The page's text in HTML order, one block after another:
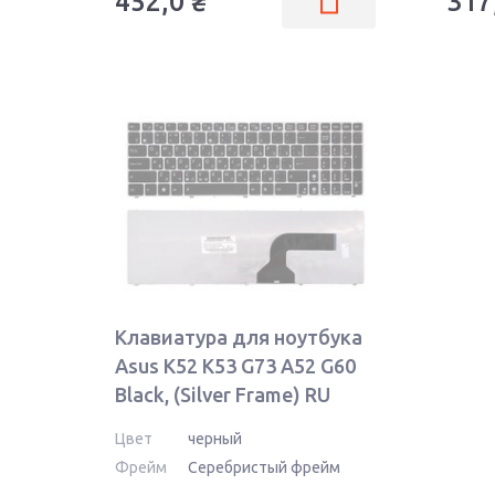
Клавиатура для ноутбука
Asus K52 K53 G73 A52 G60
Black, (Silver Frame) RU
Цвет
черный
Фрейм
Серебристый фрейм